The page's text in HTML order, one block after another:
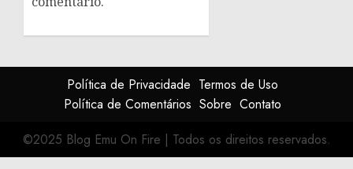
Política de Privacidade Termos de Uso
Política de Comentários Sobre Contato
©2025 Blog Emu On Fire | Todos os direitos reservados.